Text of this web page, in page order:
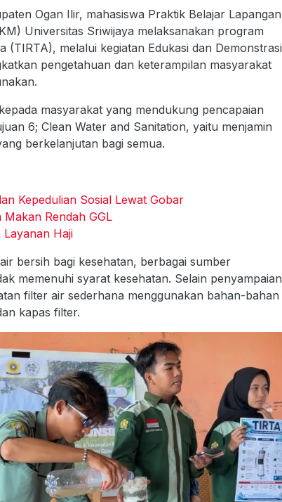
Ogan Ilir, mahasiswa Praktik Belajar Lapangan
Universitas Sriwijaya melaksanakan program
melalui kegiatan Edukasi dan Demonstrasi
pengetahuan dan keterampilan masyarakat
masyarakat yang mendukung pencapaian
6; Clean Water and Sanitation, yaitu menjamin
berkelanjutan bagi semua.
Kepedulian Sosial Lewat Gobar
Rendah GGL
Layanan Haji
bersih bagi kesehatan, berbagai sumber
memenuhi syarat kesehatan. Selain penyampaian
filter air sederhana menggunakan bahan-bahan
kapas filter.